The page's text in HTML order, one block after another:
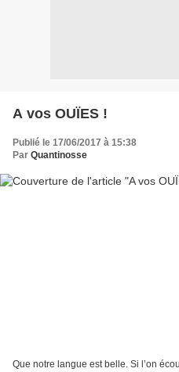
A vos OUÏES !
Publié le 17/06/2017 à 15:38
Par Quantinosse
Que notre langue est belle. Si l’on